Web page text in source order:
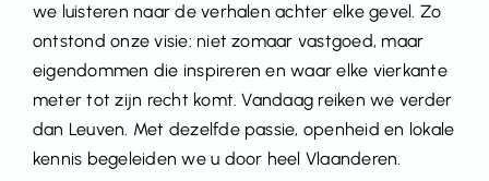
Succesverhalen
Team
we luisteren naar de verhalen achter elke gevel. Zo
ontstond onze visie: niet zomaar vastgoed, maar
eigendommen die inspireren en waar elke vierkante
meter tot zijn recht komt. Vandaag reiken we verder
dan Leuven. Met dezelfde passie, openheid en lokale
kennis begeleiden we u door heel Vlaanderen.